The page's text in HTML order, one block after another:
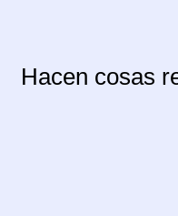
Hacen cosas